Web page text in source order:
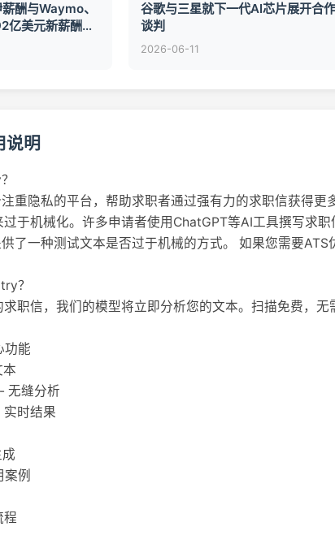
酬与Waymo、
美元新薪酬方
谷歌与三星就下一代AI芯片展开合
谈判
2026-06-11
说明
重隐私的平台，帮助求职者通过强有力的求职信获得更
于机械化。许多申请者使用ChatGPT等AI工具撰写求职
了一种测试文本是否过于机械的方式。 如果您需要
？
求职信，我们的模型将立即分析您的文本。扫描免费，
功能
无缝分析
时结果
例
程